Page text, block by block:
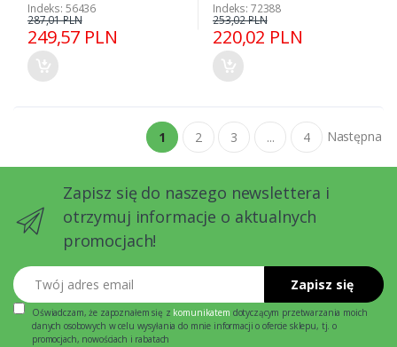
Indeks: 56436
249,57 PLN
287,01 PLN
Indeks: 72388
220,02 PLN
253,02 PLN
1 2 3 ... 4 Następna
Zapisz się do naszego newslettera i
otrzymuj informacje o aktualnych
promocjach!
Twój adres email
Zapisz się
Oświadczam, że zapoznałem się z komunikatem dotyczącym przetwarzania moich
danych osobowych w celu wysyłania do mnie informacji o ofercie sklepu, tj. o
promocjach, nowościach i rabatach